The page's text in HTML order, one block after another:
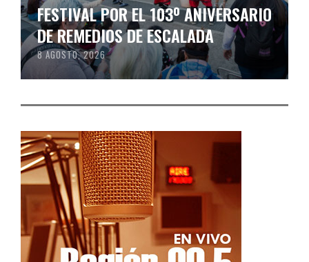
FESTIVAL POR EL 103º ANIVERSARIO
DE REMEDIOS DE ESCALADA
8 AGOSTO, 2026